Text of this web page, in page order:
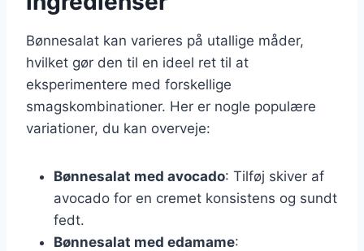
Bønnesalat kan varieres på utallige måder,
hvilket gør den til en ideel ret til at
eksperimentere med forskellige
smagskombinationer. Her er nogle populære
variationer, du kan overveje:
Bønnesalat med avocado: Tilføj skiver af
avocado for en cremet konsistens og sundt
fedt.
Bønnesalat med edamame: